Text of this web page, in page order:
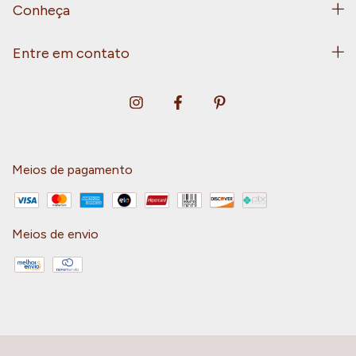
Conheça
Entre em contato
Meios de pagamento
Meios de envio